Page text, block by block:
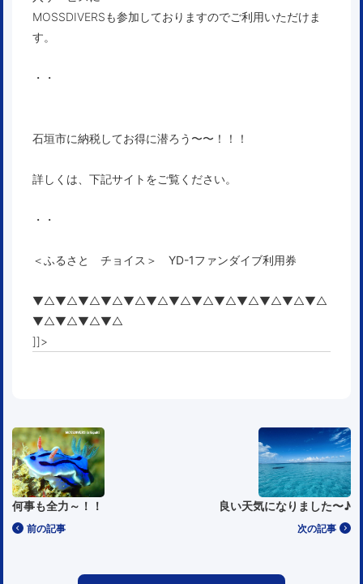
MOSSDIVERSも参加しておりますのでご利用いただけま
す。
・・
石垣市に納税してお得に潜ろう〜〜！！！
詳しくは、下記サイトをご覧ください。
・・
＜ふるさと チョイス＞ YD-1ファンダイブ利用券
▼△▼△▼△▼△▼△▼△▼△▼△▼△▼△▼△▼△▼△
▼△▼△▼△▼△
]]>
前の記事
何事も全力～！！
次の記事
良い天気になりました〜♪